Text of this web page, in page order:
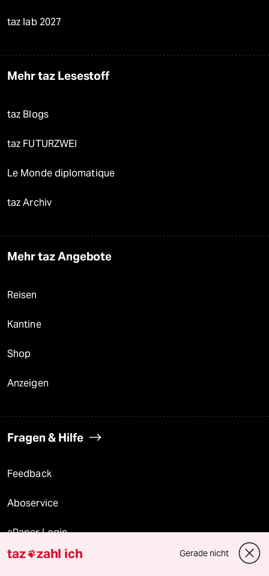
taz lab 2027
Mehr taz Lesestoff
taz Blogs
taz FUTURZWEI
Le Monde diplomatique
taz Archiv
Mehr taz Angebote
Reisen
Kantine
Shop
Anzeigen
Fragen & Hilfe
Feedback
Aboservice
ePaper Login
Downloads für Abonnierende
taz zahl ich Gerade nicht